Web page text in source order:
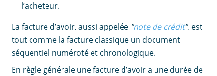
l’acheteur.
La facture d’avoir, aussi appelée "note de crédit", est
tout comme la facture classique un document
séquentiel numéroté et chronologique.
En règle générale une facture d’avoir a une durée de